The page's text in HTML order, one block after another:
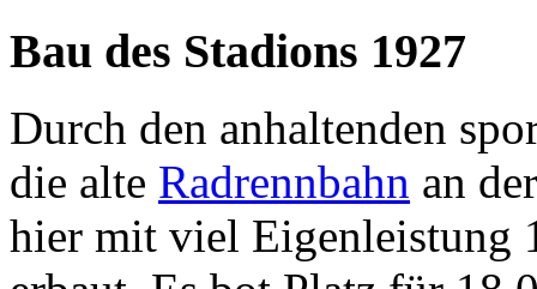
Bau des Stadions 1927
Durch den anhaltenden
die alte Radrennbahn an
hier mit viel Eigenleistung